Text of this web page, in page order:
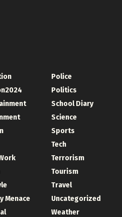
Menace
Police
Politics
School Diary
Science
Sports
Tech
Terrorism
Tourism
Travel
Uncategorized
Weather